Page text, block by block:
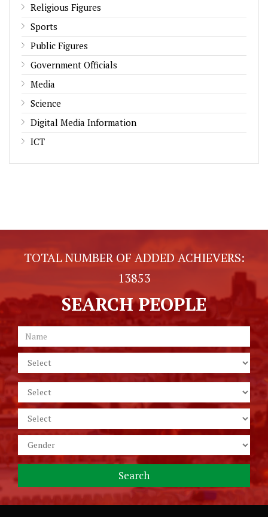
Religious Figures
Sports
Public Figures
Government Officials
Media
Science
Digital Media Information
ICT
TOTAL NUMBER OF ADDED ACHIEVERS:
13853
SEARCH PEOPLE